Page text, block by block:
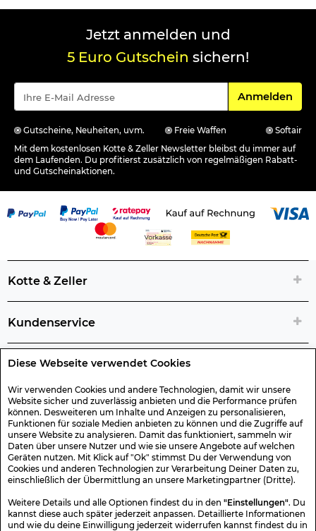
Diese Webseite verwendet Cookies
Wir verwenden Cookies und andere Technologien, damit wir unsere
Website sicher und zuverlässig anbieten und die Performance prüfen
können. Desweiteren um Inhalte und Anzeigen zu personalisieren,
Funktionen für soziale Medien anbieten zu können und die Zugriffe auf
unsere Website zu analysieren. Damit das funktioniert, sammeln wir
Daten über unsere Nutzer und wie sie unsere Angebote auf welchen
Geräten nutzen. Mit Klick auf "Ok" stimmst Du der Verwendung von
Cookies und anderen Technologien zur Verarbeitung Deiner Daten zu,
einschließlich der Übermittlung an unsere Marketingpartner (Dritte).
Weitere Details und alle Optionen findest du in den "Einstellungen". Du
kannst diese auch später jederzeit anpassen. Detaillierte Informationen
und wie du deine Einwilligung jederzeit widerrufen kannst findest du in
Jetzt anmelden und
5 Euro Gutschein sichern!
Für den
Anmelden
Gutscheine, Neuheiten, uvm. Freie Waffen
Softair
Mit dem kostenlosen Kotte & Zeller Newsletter bleibst du immer auf
dem Laufenden. Du profitierst zusätzlich von regelmäßigen Rabatt-
und Gutscheinaktionen.
Kotte & Zeller
Kundenservice
Rechtliche Artikelinfos
Geschenk-Gutscheine
Versand & Rücksendung